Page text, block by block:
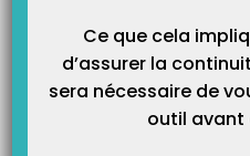
Ce que cela
d’assurer la
sera nécessaire de
outil